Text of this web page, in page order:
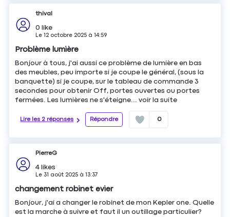
thival
0 like
Le12 octobre 2025 à14:59
Problème lumière
Bonjour à tous, j'ai aussi ce problème de lumière en bas
des meubles, peu importe si je coupe le général, (sous la
banquette) si je coupe, sur le tableau de commande 3
secondes pour obtenir Off, portes ouvertes ou portes
fermées. Les lumières ne s'éteigne...voir la suite
Lire les 2 réponses Répondre 0
PierreG
4 likes
Le 31 août 2025 à13:37
changement robinet evier
Bonjour, j'ai a changer le robinet de mon Kepler one. Quelle
est la marche à suivre et faut il un outillage particulier?